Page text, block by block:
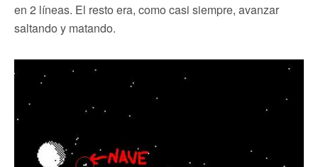
en 2 líneas. El resto era, como casi siempre, avanzar
saltando y matando.